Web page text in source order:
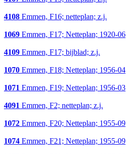
4108 Emmen, F16; netteplan; z.j.
1069 Emmen, F17; Netteplan; 1920-06
4109 Emmen, F17; bijblad; z.j.
1070 Emmen, F18; Netteplan; 1956-04
1071 Emmen, F19; Netteplan; 1956-03
4091 Emmen, F2; netteplan; z.j.
1072 Emmen, F20; Netteplan; 1955-09
1074 Emmen, F21; Netteplan; 1955-09